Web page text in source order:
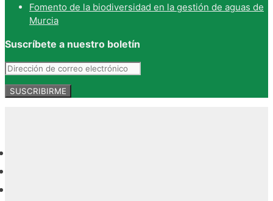
Fomento de la biodiversidad en la gestión de aguas de
Murcia
Suscríbete a nuestro boletín